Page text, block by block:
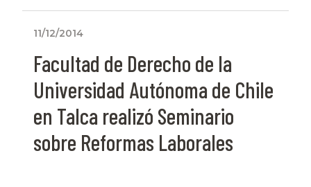
11/12/2014
Facultad de Derecho de la
Universidad Autónoma de Chile
en Talca realizó Seminario
sobre Reformas Laborales